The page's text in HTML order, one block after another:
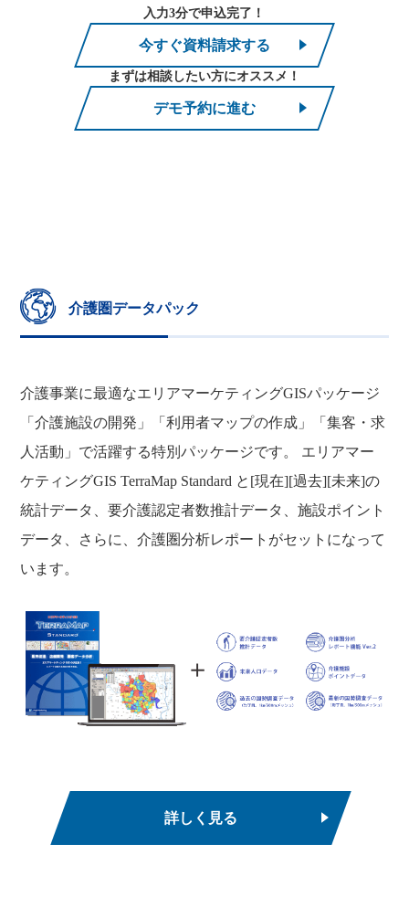
入力3分で申込完了！
今すぐ資料請求する
まずは相談したい方にオススメ！
デモ予約に進む
介護圏データパック
介護事業に最適なエリアマーケティングGISパッケージ
「介護施設の開発」「利用者マップの作成」「集客・求
人活動」で活躍する特別パッケージです。 エリアマー
ケティングGIS TerraMap Standard と[現在][過去][未来]の
統計データ、要介護認定者数推計データ、施設ポイント
データ、さらに、介護圏分析レポートがセットになって
います。
詳しく見る